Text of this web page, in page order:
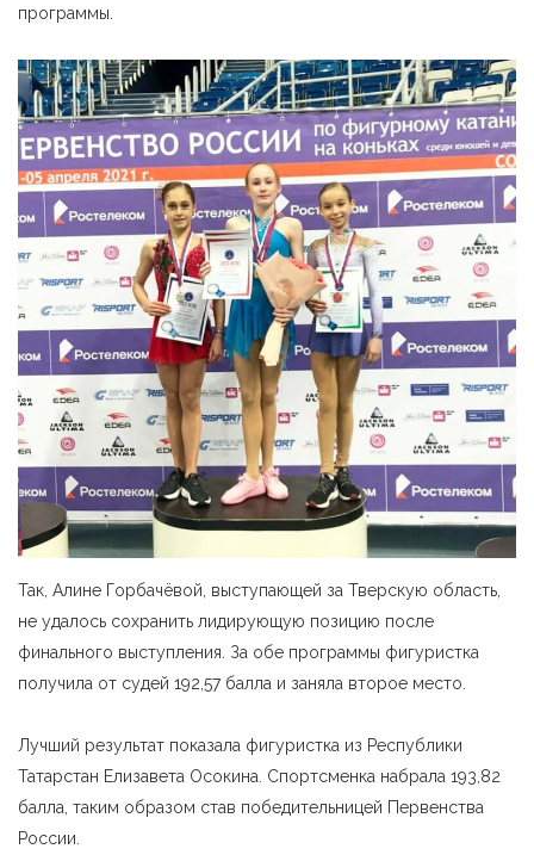
программы.
Так, Алине Горбачёвой, выступающей за Тверскую область,
не удалось сохранить лидирующую позицию после
финального выступления. За обе программы фигуристка
получила от судей 192,57 балла и заняла второе место.
Лучший результат показала фигуристка из Республики
Татарстан Елизавета Осокина. Спортсменка набрала 193,82
балла, таким образом став победительницей Первенства
России.